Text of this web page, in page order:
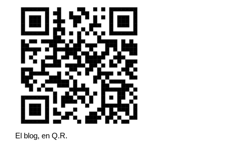
El blog, en Q.R.